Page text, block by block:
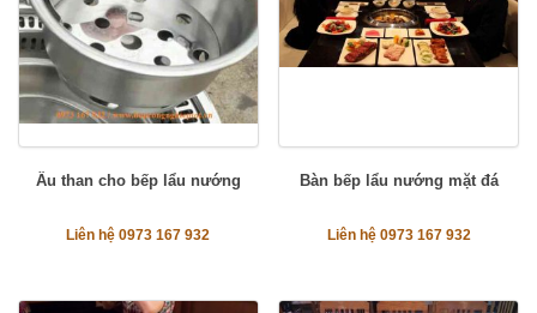
Âu than cho bếp lẩu nướng
Liên hệ 0973 167 932
Bàn bếp lẩu nướng mặt đá
Liên hệ 0973 167 932